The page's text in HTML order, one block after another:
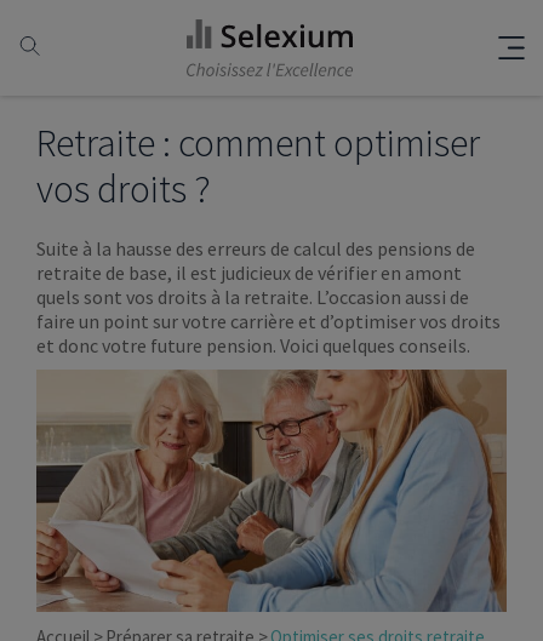
Retraite : comment optimiser
vos droits ?
Suite à la hausse des erreurs de calcul des pensions de
retraite de base, il est judicieux de vérifier en amont
quels sont vos droits à la retraite. L’occasion aussi de
faire un point sur votre carrière et d’optimiser vos droits
et donc votre future pension. Voici quelques conseils.